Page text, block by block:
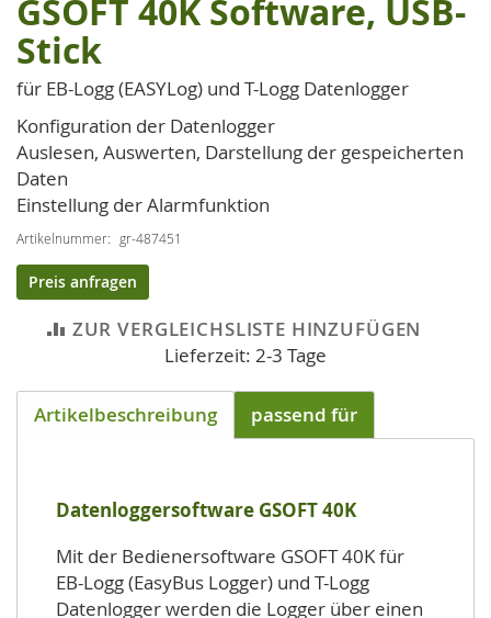
Anfang
der
Bildgalerie
GSOFT 40K Software, USB-
Stick
für EB-Logg (EASYLog) und T-Logg Datenlogger
Konfiguration der Datenlogger
Auslesen, Auswerten, Darstellung der gespeicherten
Daten
Einstellung der Alarmfunktion
Artikelnummer gr-487451
Preis anfragen
ZUR VERGLEICHSLISTE HINZUFÜGEN
Lieferzeit: 2-3 Tage
Artikelbeschreibung passend für
Datenloggersoftware GSOFT 40K
Mit der Bedienersoftware GSOFT 40K für
EB-Logg (EasyBus Logger) und T-Logg
Datenlogger werden die Logger über einen